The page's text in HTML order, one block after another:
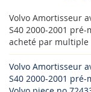
Volvo Amortisseur
S40 2000-2001
acheté par multiple
Volvo Amortisseur
S40 2000-2001 pré-